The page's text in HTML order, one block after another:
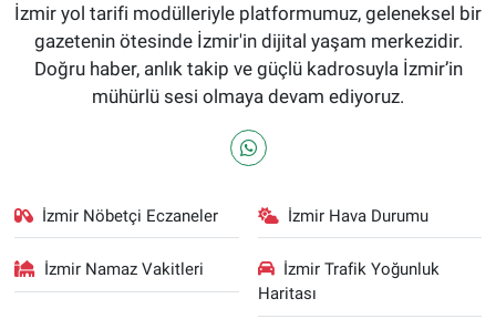
İzmir yol tarifi modülleriyle platformumuz, geleneksel bir
gazetenin ötesinde İzmir'in dijital yaşam merkezidir.
Doğru haber, anlık takip ve güçlü kadrosuyla İzmir’in
mühürlü sesi olmaya devam ediyoruz.
İzmir Nöbetçi Eczaneler İzmir Hava Durumu
İzmir Namaz Vakitleri
İzmir Trafik Yoğunluk
Haritası